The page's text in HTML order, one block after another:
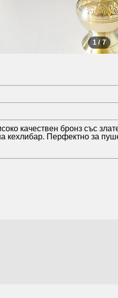
1 / 7
качествен бронз със
кехлибар. Перфектно за